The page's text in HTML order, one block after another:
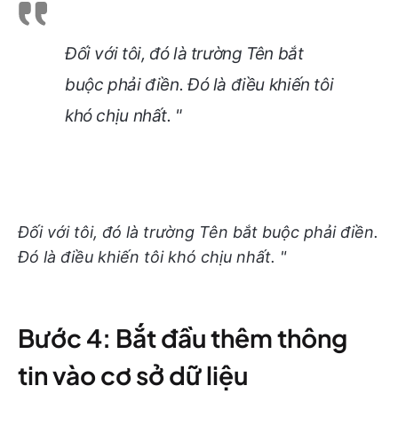
Đối với tôi, đó là trường Tên bắt
buộc phải điền. Đó là điều khiến tôi
khó chịu nhất. "
Đối với tôi, đó là trường Tên bắt buộc phải điền.
Đó là điều khiến tôi khó chịu nhất. "
Bước 4: Bắt đầu thêm thông
tin vào cơ sở dữ liệu